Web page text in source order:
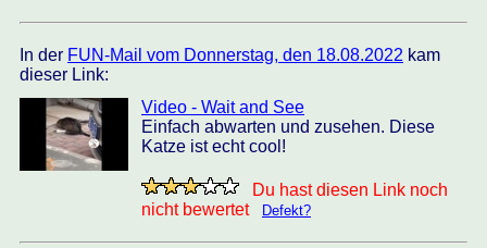
In der FUN-Mail vom Donnerstag, den 18.08.2022 kam
dieser Link:
Video - Wait and See
Einfach abwarten und zusehen. Diese
Katze ist echt cool!
Du hast diesen Link noch
nicht bewertet
Defekt?